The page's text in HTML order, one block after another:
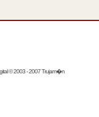
© 2003 - 2007 Trujam�n